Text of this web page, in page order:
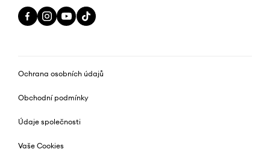
Ochrana osobních údajů
Obchodní podmínky
Údaje společnosti
Vaše Cookies